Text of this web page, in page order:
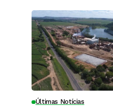
Últimas Notícias